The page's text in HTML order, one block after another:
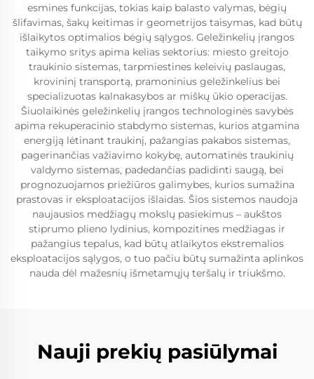
esmines funkcijas, tokias kaip balasto valymas, bėgių
šlifavimas, šakų keitimas ir geometrijos taisymas, kad būtų
išlaikytos optimalios bėgių sąlygos. Geležinkelių įrangos
taikymo sritys apima kelias sektorius: miesto greitojo
traukinio sistemas, tarpmiestines keleivių paslaugas,
krovininį transportą, pramoninius geležinkelius bei
specializuotas kalnakasybos ar miškų ūkio operacijas.
Šiuolaikinės geležinkelių įrangos technologinės savybės
apima rekuperacinio stabdymo sistemas, kurios atgamina
energiją lėtinant traukinį, pažangias pakabos sistemas,
pagerinančias važiavimo kokybę, automatinės traukinių
valdymo sistemas, padedančias padidinti saugą, bei
prognozuojamos priežiūros galimybes, kurios sumažina
prastovas ir eksploatacijos išlaidas. Šios sistemos naudoja
naujausios medžiagų mokslų pasiekimus – aukštos
stiprumo plieno lydinius, kompozitines medžiagas ir
pažangius tepalus, kad būtų atlaikytos ekstremalios
eksploatacijos sąlygos, o tuo pačiu būtų sumažinta aplinkos
nauda dėl mažesnių išmetamųjų teršalų ir triukšmo.
Nauji prekių pasiūlymai